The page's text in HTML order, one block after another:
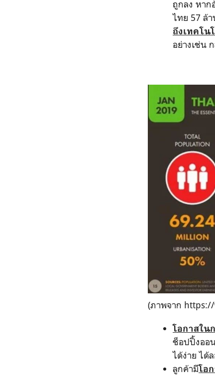
ถูกลง หาก
ไทย 57 ล้
ถึงเทคโน
อย่างเช่น
(ภาพจาก
โอกาสใน
ช็อปปิ้งออ
ได้ง่าย ได้
ลูกค้ามีโอ